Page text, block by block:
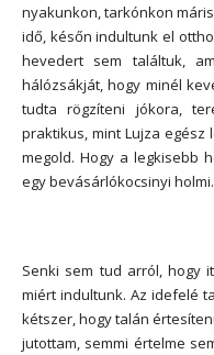
nyakunkon, tarkónkon
idő, későn indultunk el
hevedert sem találtuk,
hálózsákját, hogy minél
tudta rögzíteni jókora,
praktikus, mint Lujza egész
megold. Hogy a legkisebb
egy bevásárlókocsinyi holmi.
Senki sem tud arról, hogy
miért indultunk. Az idefelé
kétszer, hogy talán
jutottam, semmi értelme